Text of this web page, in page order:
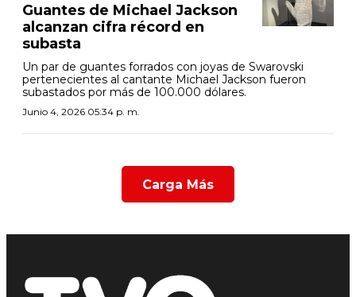
Guantes de Michael Jackson
alcanzan cifra récord en
subasta
Un par de guantes forrados con joyas de Swarovski
pertenecientes al cantante Michael Jackson fueron
subastados por más de 100.000 dólares.
Junio 4, 2026 05:34 p. m.
Carga Más